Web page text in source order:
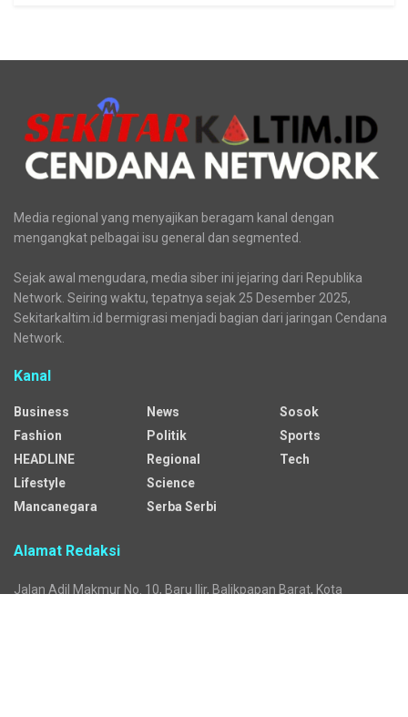
Media regional yang menyajikan beragam kanal dengan
mengangkat pelbagai isu general dan segmented.
Sejak awal mengudara, media siber ini jejaring dari Republika
Network. Seiring waktu, tepatnya sejak 25 Desember 2025,
Sekitarkaltim.id bermigrasi menjadi bagian dari jaringan Cendana
Network.
Kanal
Business
Fashion
HEADLINE
Lifestyle
Mancanegara
News
Politik
Regional
Science
Serba Serbi
Sosok
Sports
Tech
Alamat Redaksi
Jalan Adil Makmur No. 10, Baru Ilir, Balikpapan Barat, Kota